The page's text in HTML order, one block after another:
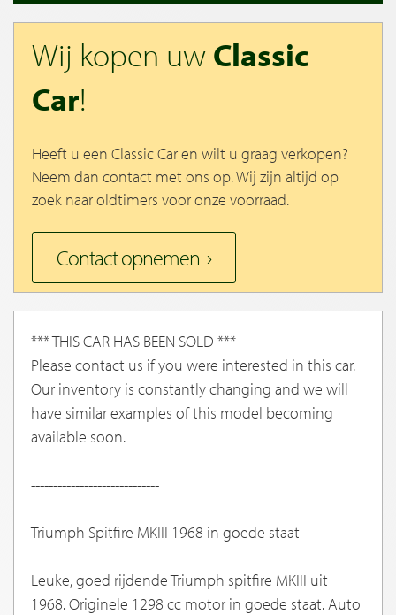
Wij kopen uwClassic
Car!
Heeft u een Classic Car en wilt u graag verkopen?
Neem dan contact met ons op. Wij zijn altijd op
zoek naar oldtimers voor onze voorraad.
Contact opnemen
*** THIS CAR HAS BEEN SOLD ***
Please contact us if you were interested in this car.
Our inventory is constantly changing and we will
have similar examples of this model becoming
available soon.
-----------------------------
Triumph Spitfire MKIII 1968 in goede staat
Leuke, goed rijdende Triumph spitfire MKIII uit
1968. Originele 1298 cc motor in goede staat. Auto